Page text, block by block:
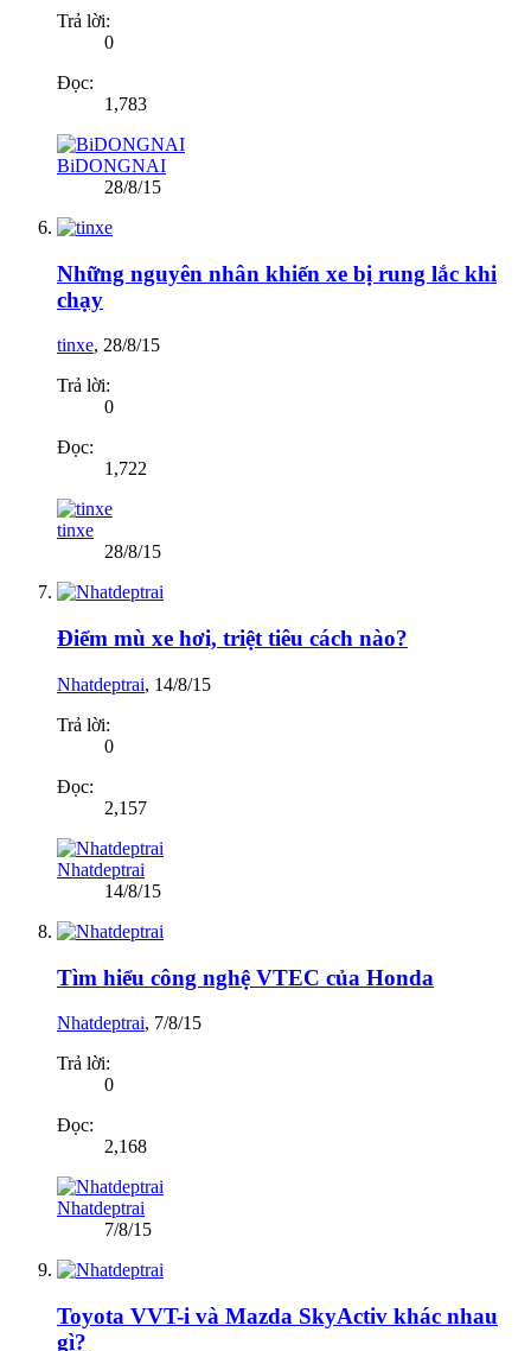
Trả lời:
0
Đọc:
1,783
BiDONGNAI
28/8/15
Những nguyên nhân khiến xe bị rung lắc khi
chạy
tinxe, 28/8/15
Trả lời:
0
Đọc:
1,722
tinxe
28/8/15
Điểm mù xe hơi, triệt tiêu cách nào?
Nhatdeptrai, 14/8/15
Trả lời:
0
Đọc:
2,157
Nhatdeptrai
14/8/15
Tìm hiểu công nghệ VTEC của Honda
Nhatdeptrai, 7/8/15
Trả lời:
0
Đọc:
2,168
Nhatdeptrai
7/8/15
Toyota VVT-i và Mazda SkyActiv khác nhau
gì?